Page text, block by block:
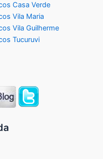
Casa Verde
Vila Maria
Vila Guilherme
Tucuruvi